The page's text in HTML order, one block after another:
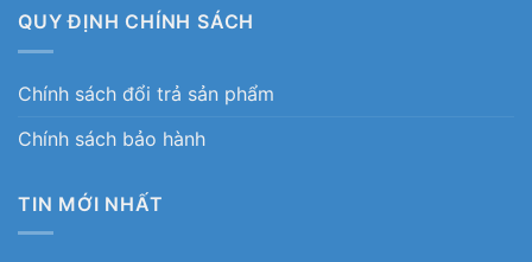
QUY ĐỊNH CHÍNH SÁCH
Chính sách đổi trả sản phẩm
Chính sách bảo hành
TIN MỚI NHẤT